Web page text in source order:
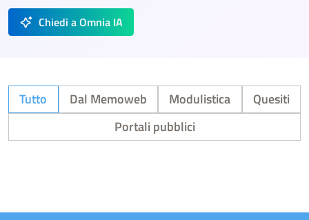
Chiedi a Omnia IA
Tutto Dal Memoweb Modulistica
Quesiti
Portali pubblici